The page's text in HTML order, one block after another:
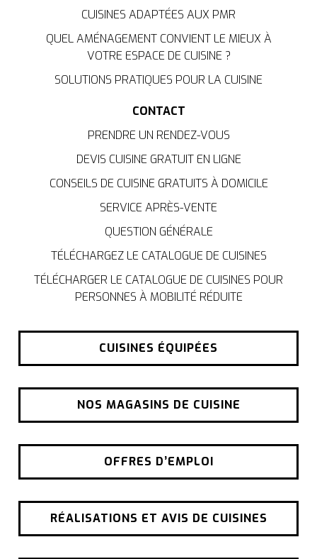
CUISINES ADAPTÉES AUX PMR
QUEL AMÉNAGEMENT CONVIENT LE MIEUX À
VOTRE ESPACE DE CUISINE ?
SOLUTIONS PRATIQUES POUR LA CUISINE
CONTACT
PRENDRE UN RENDEZ-VOUS
DEVIS CUISINE GRATUIT EN LIGNE
CONSEILS DE CUISINE GRATUITS À DOMICILE
SERVICE APRÈS-VENTE
QUESTION GÉNÉRALE
TÉLÉCHARGEZ LE CATALOGUE DE CUISINES
TÉLÉCHARGER LE CATALOGUE DE CUISINES POUR
PERSONNES À MOBILITÉ RÉDUITE
CUISINES ÉQUIPÉES
NOS MAGASINS DE CUISINE
OFFRES D’EMPLOI
RÉALISATIONS ET AVIS DE CUISINES